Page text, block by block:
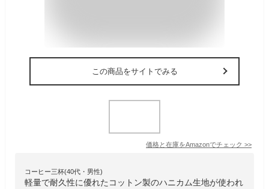
この商品をサイトでみる
価格と在庫をAmazonでチェック >>
コーヒー三杯(40代・男性)
軽量で耐久性に優れたコットン製のハニカム生地が使われ